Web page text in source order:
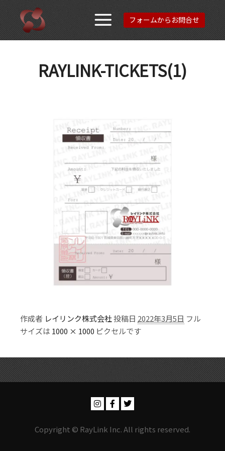
メインメニ
フォームからお問合せ
RAYLINK-TICKETS(1)
作成者 レイリンク株式会社投稿日 2022年3月5日 フル
サイズは 1000 × 1000 ピクセルです
Copyright © RayLink Inc. All rights reserved.